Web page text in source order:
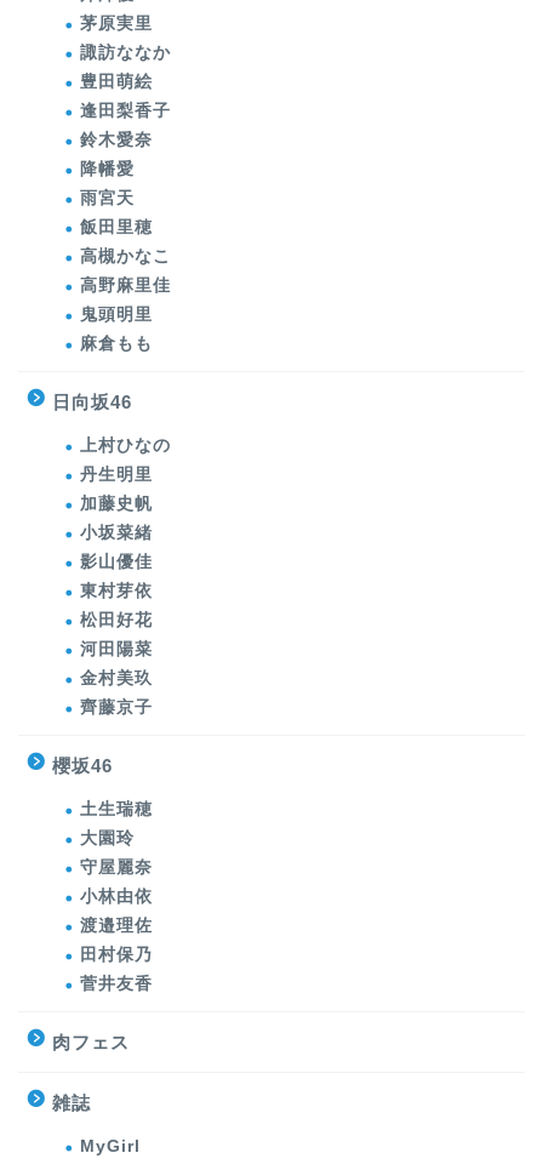
茅原実里
諏訪ななか
豊田萌絵
逢田梨香子
鈴木愛奈
降幡愛
雨宮天
飯田里穂
高槻かなこ
高野麻里佳
鬼頭明里
麻倉もも
日向坂46
上村ひなの
丹生明里
加藤史帆
小坂菜緒
影山優佳
東村芽依
松田好花
河田陽菜
金村美玖
齊藤京子
櫻坂46
土生瑞穂
大園玲
守屋麗奈
小林由依
渡邉理佐
田村保乃
菅井友香
肉フェス
雑誌
MyGirl